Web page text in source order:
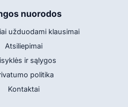
nuorodos
užduodami klausimai
Atsiliepimai
ir sąlygos
politika
Kontaktai